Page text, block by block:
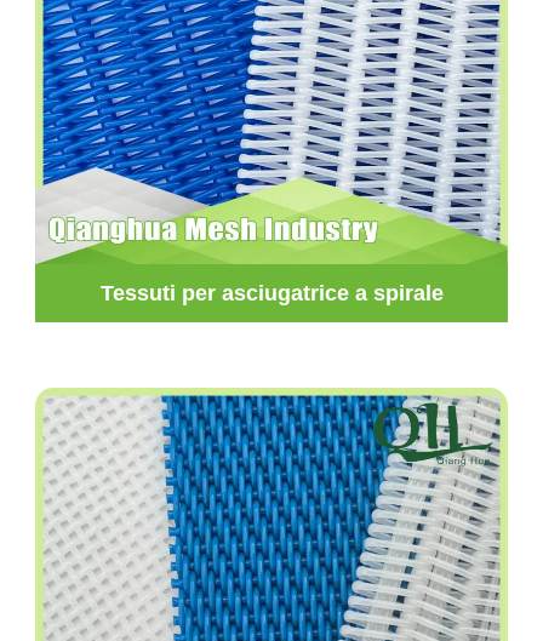
Tessuti per asciugatrice a spirale